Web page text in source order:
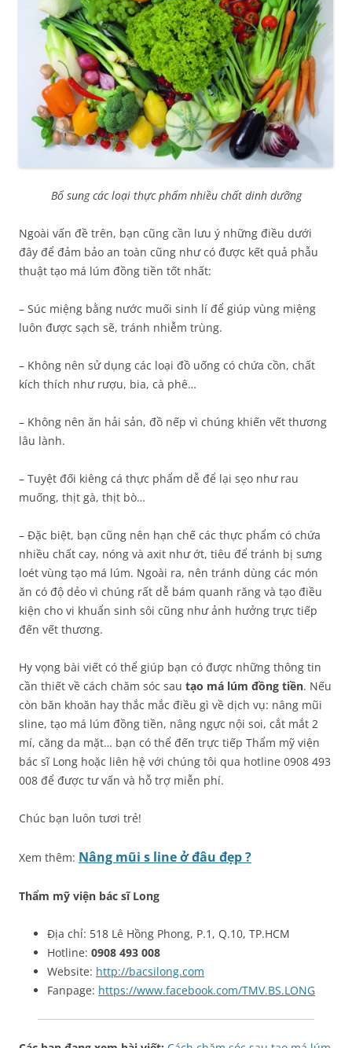
Bổ sung các loại thực phẩm nhiều chất dinh dưỡng
Ngoài vấn đề trên, bạn cũng cần lưu ý những điều dưới
đây để đảm bảo an toàn cũng như có được kết quả phẫu
thuật tạo má lúm đồng tiền tốt nhất:
– Súc miệng bằng nước muối sinh lí để giúp vùng miệng
luôn được sạch sẽ, tránh nhiễm trùng.
– Không nên sử dụng các loại đồ uống có chứa cồn, chất
kích thích như rượu, bia, cà phê…
– Không nên ăn hải sản, đồ nếp vì chúng khiến vết thương
lâu lành.
– Tuyệt đối kiêng cá thực phẩm dễ để lại sẹo như rau
muống, thịt gà, thịt bò…
– Đặc biệt, bạn cũng nên hạn chế các thực phẩm có chứa
nhiều chất cay, nóng và axit như ớt, tiêu để tránh bị sưng
loét vùng tạo má lúm. Ngoài ra, nên tránh dùng các món
ăn có độ dẻo vì chúng rất dễ bám quanh răng và tạo điều
kiện cho vi khuẩn sinh sôi cũng như ảnh hưởng trực tiếp
đến vết thương.
Hy vọng bài viết có thể giúp bạn có được những thông tin
cần thiết về cách chăm sóc sau tạo má lúm đồng tiền. Nếu
còn băn khoăn hay thắc mắc điều gì về dịch vụ: nâng mũi
sline, tạo má lúm đồng tiền, nâng ngực nội soi, cắt mắt 2
mí, căng da mặt… bạn có thể đến trực tiếp Thẩm mỹ viện
bác sĩ Long hoặc liên hệ với chúng tôi qua hotline 0908 493
008 để được tư vấn và hỗ trợ miễn phí.
Chúc bạn luôn tươi trẻ!
Xem thêm: Nâng mũi s line ở đâu đẹp ?
Thẩm mỹ viện bác sĩ Long
Địa chỉ: 518 Lê Hồng Phong, P.1, Q.10, TP.HCM
Hotline: 0908 493 008
Website: http://bacsilong.com
Fanpage: https://www.facebook.com/TMV.BS.LONG